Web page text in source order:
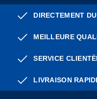
DIRECTEMENT
MEILLEURE
SERVICE
LIVRAISON